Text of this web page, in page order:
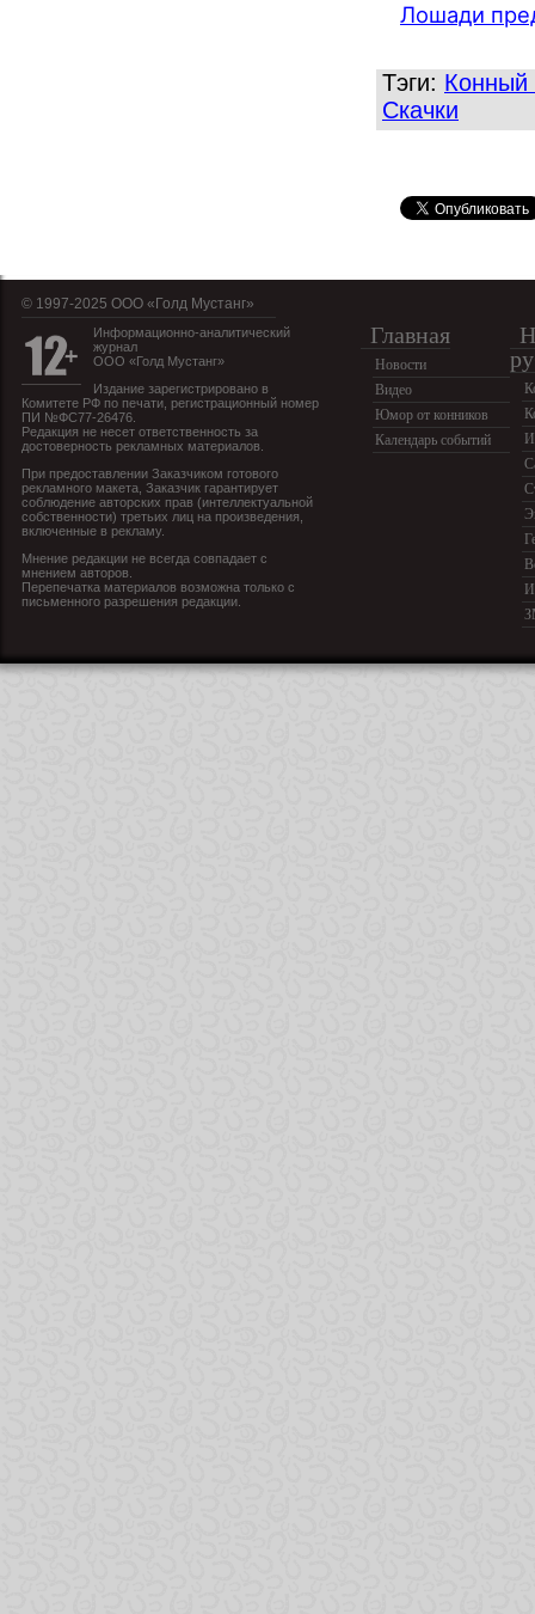
Лошади
Тэги: Конный
Скачки
© 1997-2025 OOO «Голд Мустанг»
Информационно-аналитический
журнал
ООО «Голд Мустанг»
Издание зарегистрировано в
Комитете РФ по печати, регистрационный номер
ПИ №ФС77-26476.
Редакция не несет ответственность за
достоверность рекламных материалов.
При предоставлении Заказчиком готового
рекламного макета, Заказчик гарантирует
соблюдение авторских прав (интеллектуальной
собственности) третьих лиц на произведения,
включенные в рекламу.
Мнение редакции не всегда совпадает с
мнением авторов.
Перепечатка материалов возможна только с
письменного разрешения редакции.
Главная
Новости
Видео
Юмор от конников
Календарь событий